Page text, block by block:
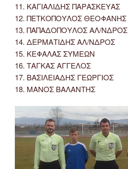
11. ΚΑΓΙΑΛΙΔΗΣ ΠΑΡΑΣΚΕΥΑΣ
12. ΠΕΤΚΟΠΟΥΛΟΣ ΘΕΟΦΑΝΗΣ
13. ΠΑΠΑΔΟΠΟΥΛΟΣ ΑΛ/ΝΔΡΟΣ
14. ΔΕΡΜΑΤΙΔΗΣ ΑΛ/ΝΔΡΟΣ
15. ΚΕΦΑΛΑΣ ΣΥΜΕΩΝ
16. ΤΑΓΚΑΣ ΑΓΓΕΛΟΣ
17. ΒΑΣΙΛΕΙΑΔΗΣ ΓΕΩΡΓΙΟΣ
18. ΜΑΝΟΣ ΒΑΛΑΝΤΗΣ